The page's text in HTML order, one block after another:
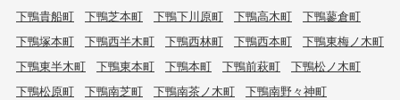
下鴨貴船町
下鴨芝本町 下鴨下川原町 下鴨高木町
下鴨蓼倉町
下鴨塚本町
下鴨西半木町 下鴨西林町 下鴨西本町
下鴨東梅ノ木町
下鴨東半木町
下鴨東本町 下鴨本町 下鴨前萩町
下鴨松ノ木町
下鴨松原町
下鴨南芝町 下鴨南茶ノ木町
下鴨南野々神町